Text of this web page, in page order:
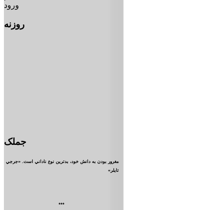
ورود
روزنه
جملک
مغرور بودن به دانش خود، بدترين نوع ناداني است. «جرجي
تايلر»
***